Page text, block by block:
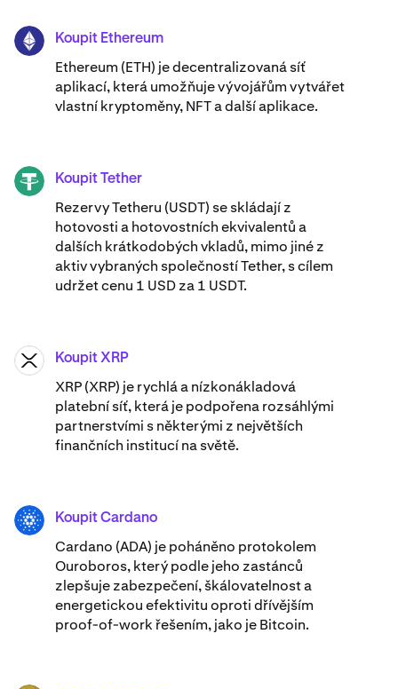
ETH Koupit Ethereum
Ethereum (ETH) je decentralizovaná síť
aplikací, která umožňuje vývojářům vytvářet
vlastní kryptoměny, NFT a další aplikace.
USDT Koupit Tether
Rezervy Tetheru (USDT) se skládají z
hotovosti a hotovostních ekvivalentů a
dalších krátkodobých vkladů, mimo jiné z
aktiv vybraných společností Tether, s cílem
udržet cenu 1 USD za 1 USDT.
XRP Koupit XRP
XRP (XRP) je rychlá a nízkonákladová
platební síť, která je podpořena rozsáhlými
partnerstvími s některými z největších
finančních institucí na světě.
ADA Koupit Cardano
Cardano (ADA) ​​je poháněno protokolem
Ouroboros, který podle jeho zastánců
zlepšuje zabezpečení, škálovatelnost a
energetickou efektivitu oproti dřívějším
proof-of-work řešením, jako je Bitcoin.